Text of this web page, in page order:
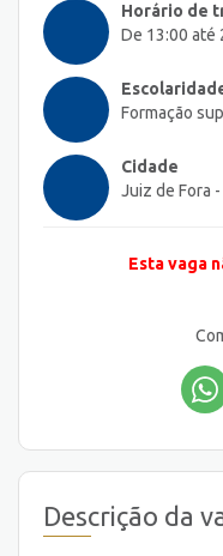
Horário de
De 13:00 até
Formação
Cidade
Juiz de Fora -
Esta vaga
Descrição da